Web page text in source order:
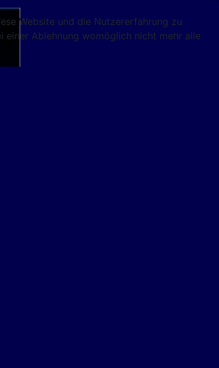
Website und die Nutzererfahrung zu
einer Ablehnung womöglich nicht mehr alle